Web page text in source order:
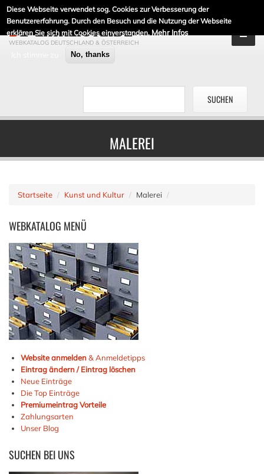
Diese Webseite verwendet sog. Cookies zur Verbesserung der
Benutzererfahrung. Durch den Besuch und die Nutzung der Webseite
erklären Sie sich mit Cookies einverstanden. Mehr Infos
No, thanks
DE-LINKLISTE.DE
WEBKATALOG DEUTSCHLAND & ÖSTERREICH
MALEREI
Startseite Kunst und Kultur Malerei
WEBKATALOG MENÜ
Website anmelden& Anmeldetipps
Eintrag ändern / Eintrag löschen
Neue Einträge
Die Top Einträge
Premiumeintrag Vorteile
Zahlungsarten
Unser Blog
SUCHEN BEI UNS